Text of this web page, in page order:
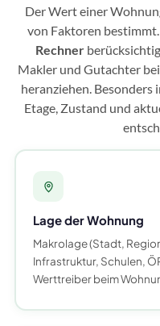
Der Wert einer
von Faktoren
Rechner
Makler und Gutachter
heranziehen. Besonders
Etage, Zustand und
Lage der Wohnung
Makrolage (Stadt,
Infrastruktur, Schulen,
Werttreiber beim